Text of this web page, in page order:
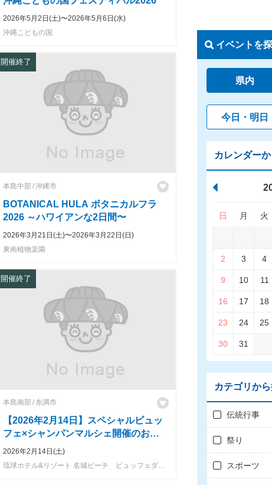
2026年5月2日(土)〜2026年5月6日(水)
沖縄こどもの国
開催終了
本島中部 沖縄市
BOTANICAL HULA ボタニカルフラ
2026 ～ハワイアンな2日間〜
2026年3月21日(土)〜2026年3月22日(日)
東南植物楽園
開催終了
本島南部 糸満市
【2026年2月14日】スペシャルビュッ
フェ×シャンパンマルシェ開催のお知
らせ
2026年2月14日(土)
琉球ホテル&リゾート 名城ビーチ ビュッフェダイニング「Nashiro」
イベントを
県内
今日・明日
カレンダー
日 月 火
2 3 4
9 10 11
16 17 18
23 24 25
30 31
カテゴリか
伝統行事
祭り
スポーツ